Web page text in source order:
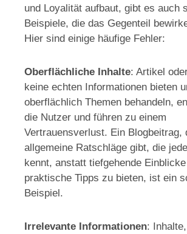
und Loyalität aufbaut, gibt es auch
Beispiele, die das Gegenteil
Hier sind einige häufige Fehler:
Oberflächliche Inhalte: Artikel
keine echten Informationen bieten
oberflächlich Themen behandeln,
die Nutzer und führen zu einem
Vertrauensverlust. Ein Blogbeitrag,
allgemeine Ratschläge gibt, die
kennt, anstatt tiefgehende
praktische Tipps zu bieten, ist ein
Beispiel.
Irrelevante Informationen: